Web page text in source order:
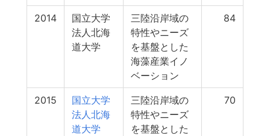
2014
国立大学
法人北海
道大学
三陸沿岸域の
特性やニーズ
を基盤とした
海藻産業イノ
ベーション
84
2015
国立大学
法人北海
道大学
三陸沿岸域の
特性やニーズ
を基盤とした
70